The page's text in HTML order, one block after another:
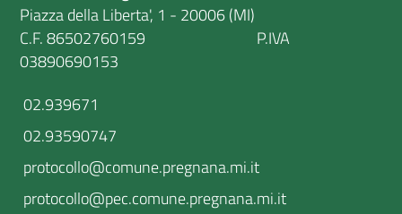
Piazza della Liberta', 1 - 20006 (MI)
C.F. 86502760159 P.IVA
03890690153
02.939671
02.93590747
protocollo@comune.pregnana.mi.it
protocollo@pec.comune.pregnana.mi.it